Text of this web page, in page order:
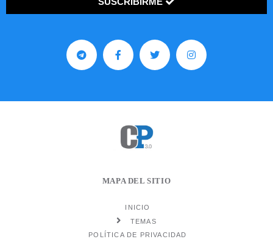
MAPA DEL SITIO
INICIO
TEMAS
POLÍTICA DE PRIVACIDAD